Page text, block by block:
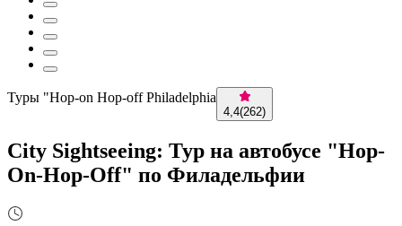
Туры "Hop-on Hop-off Philadelphia
4,4(262)
City Sightseeing: Тур на автобусе "Hop-
On-Hop-Off" по Филадельфии